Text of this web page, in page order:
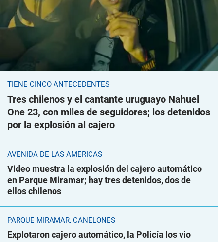
TIENE CINCO ANTECEDENTES
Tres chilenos y el cantante uruguayo Nahuel
One 23, con miles de seguidores; los detenidos
por la explosión al cajero
AVENIDA DE LAS AMÉRICAS
Video muestra la explosión del cajero automático
en Parque Miramar; hay tres detenidos, dos de
ellos chilenos
PARQUE MIRAMAR, CANELONES
Explotaron cajero automático, la Policía los vio